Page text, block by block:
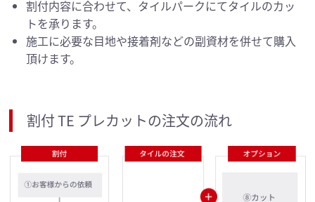
割付内容に合わせて、タイルパークにてタイルのカッ
トを承ります。
施工に必要な目地や接着剤などの副資材を併せて購入
頂けます。
割付 TE プレカットの注文の流れ